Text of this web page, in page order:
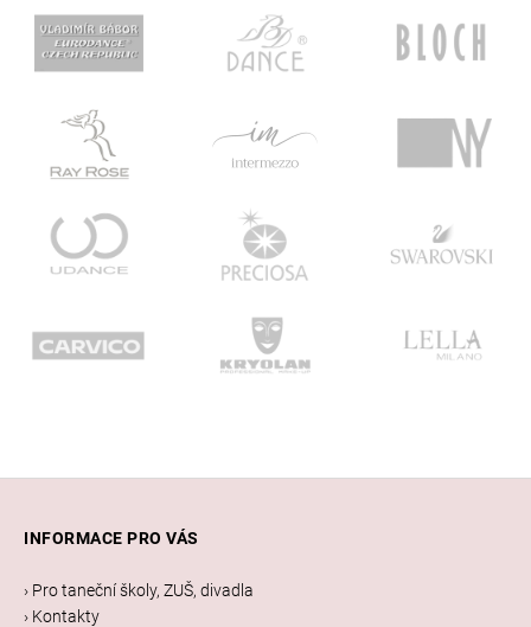
INFORMACE PRO VÁS
› Pro taneční školy, ZUŠ, divadla
› Kontakty